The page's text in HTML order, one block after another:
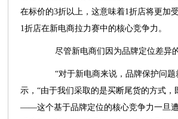
在标价的3折以上，这意味着1折店将更
1折店在新电商拉力赛中的核心竞争力。
尽管新电商们因为品牌定位差异的
“对于新电商来说，品牌保护问题
示，“由于我们采取的是买断尾货的方式
——这个基于品牌定位的核心竞争力一旦